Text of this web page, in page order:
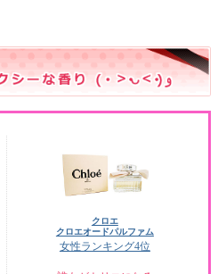
クロエ
クロエオードパルファム
女性ランキング4位